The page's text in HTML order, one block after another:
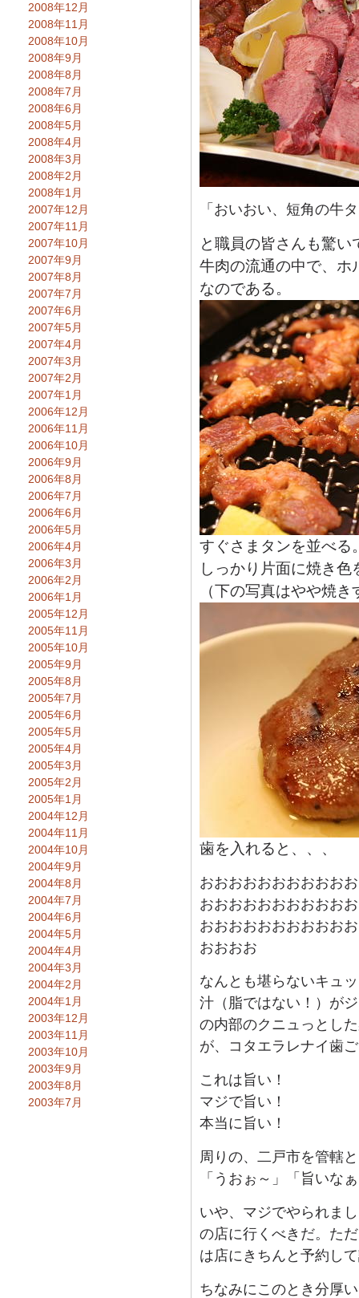
「おいおい、短角の牛
と職員の皆さんも驚
牛肉の流通の中で、ホ
なのである。
すぐさまタンを並べる
しっかり片面に焼き色
（下の写真はやや焼
歯を入れると、、、
おおおおおおおおおお
おおおおおおおおおお
おおおおおおおおおお
おおおお
なんとも堪らないキュ
汁（脂ではない！）が
の内部のクニュっとし
が、コタエラレナイ歯
これは旨い！
マジで旨い！
本当に旨い！
周りの、二戸市を管轄
「うおぉ～」「旨いな
いや、マジでやられま
の店に行くべきだ。た
は店にきちんと予約し
ちなみにこのとき分厚
2008年12月
2008年11月
2008年10月
2008年9月
2008年8月
2008年7月
2008年6月
2008年5月
2008年4月
2008年3月
2008年2月
2008年1月
2007年12月
2007年11月
2007年10月
2007年9月
2007年8月
2007年7月
2007年6月
2007年5月
2007年4月
2007年3月
2007年2月
2007年1月
2006年12月
2006年11月
2006年10月
2006年9月
2006年8月
2006年7月
2006年6月
2006年5月
2006年4月
2006年3月
2006年2月
2006年1月
2005年12月
2005年11月
2005年10月
2005年9月
2005年8月
2005年7月
2005年6月
2005年5月
2005年4月
2005年3月
2005年2月
2005年1月
2004年12月
2004年11月
2004年10月
2004年9月
2004年8月
2004年7月
2004年6月
2004年5月
2004年4月
2004年3月
2004年2月
2004年1月
2003年12月
2003年11月
2003年10月
2003年9月
2003年8月
2003年7月